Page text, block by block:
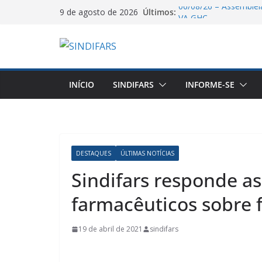
9 de agosto de 2026 Últimos: 06/08/26 –
O Sindifars e a CTB-
de mobilização pelo
Saudação e
INÍCIO SINDIFARS INFORME-SE
DESTAQUES ÚLTIMAS NOTÍCIAS
Sindifars responde
farmacêuticos sobre
19 de abril de 2021 sindifars